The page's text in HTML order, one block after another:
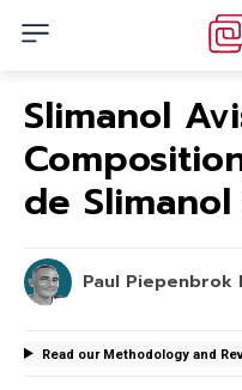
Slimanol
de
Paul Piepenbrok
Read our Methodology and